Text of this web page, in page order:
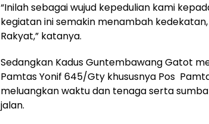
“Inilah sebagai wujud kepedulian kami
kegiatan ini semakin menambah
Rakyat,” katanya.
Sedangkan Kadus Guntembawang Gatot
Pamtas Yonif 645/Gty khususnya Pos
meluangkan waktu dan tenaga serta
jalan.